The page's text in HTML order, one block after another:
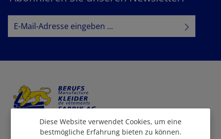
E-Mail-Adresse*
Ich habe dieDatenschutzbestimmungenzur Kenntnis
Diese Website verwendet Cookies, um eine
bestmögliche Erfahrung bieten zu können.